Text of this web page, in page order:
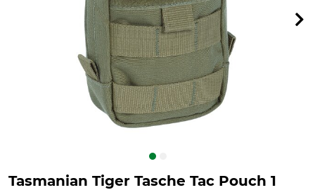
Tasmanian Tiger Tasche Tac Pouch 1